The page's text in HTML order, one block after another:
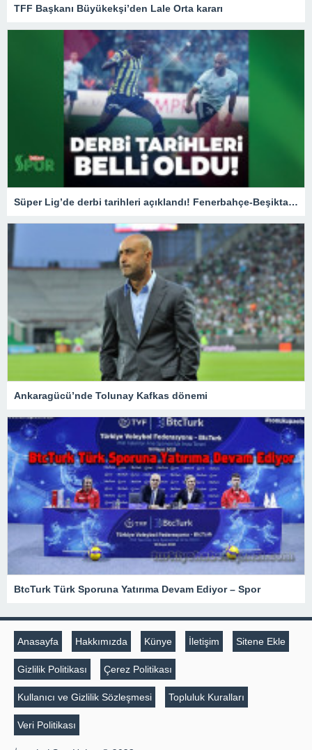
TFF Başkanı Büyükekşi’den Lale Orta kararı
Süper Lig’de derbi tarihleri açıklandı! Fenerbahçe-Beşiktaş / Beşiktaş – Galatasaray maçları ne zaman?
Ankaragücü’nde Tolunay Kafkas dönemi
BtcTurk Türk Sporuna Yatırıma Devam Ediyor – Spor
Anasayfa Hakkımızda Künye İletişim Sitene Ekle
Gizlilik Politikası Çerez Politikası
Kullanıcı ve Gizlilik Sözleşmesi Topluluk Kuralları
Veri Politikası